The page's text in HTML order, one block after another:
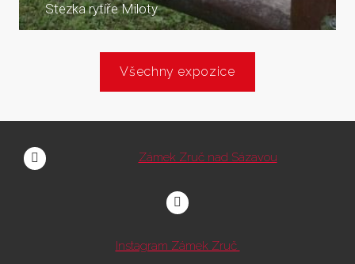
Stezka rytíře Miloty
Všechny expozice
Zámek Zruč nad Sázavou
Instagram Zámek Zruč